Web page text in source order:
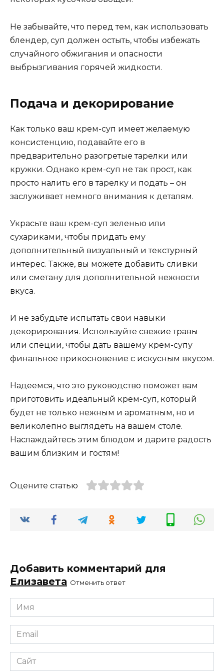
Не забывайте, что перед тем, как использовать
блендер, суп должен остыть, чтобы избежать
случайного обжигания и опасности
выбрызгивания горячей жидкости.
Подача и декорирование
Как только ваш крем-суп имеет желаемую
консистенцию, подавайте его в
предварительно разогретые тарелки или
кружки. Однако крем-суп не так прост, как
просто налить его в тарелку и подать – он
заслуживает немного внимания к деталям.
Украсьте ваш крем-суп зеленью или
сухариками, чтобы придать ему
дополнительный визуальный и текстурный
интерес. Также, вы можете добавить сливки
или сметану для дополнительной нежности
вкуса.
И не забудьте испытать свои навыки
декорирования. Используйте свежие травы
или специи, чтобы дать вашему крем-супу
финальное прикосновение с искусным вкусом.
Надеемся, что это руководство поможет вам
приготовить идеальный крем-суп, который
будет не только нежным и ароматным, но и
великолепно выглядеть на вашем столе.
Наслаждайтесь этим блюдом и дарите радость
вашим близким и гостям!
Оцените статью
Добавить комментарий для
Елизавета Отменить ответ
Имя
*
Email
*
Сайт